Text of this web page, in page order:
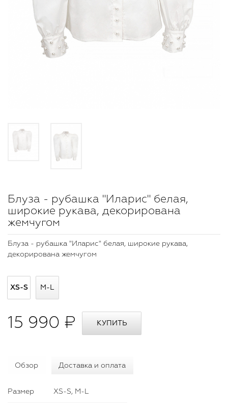
Блуза - рубашка "Иларис" белая,
широкие рукава, декорирована
жемчугом
Блуза - рубашка "Иларис" белая, широкие рукава,
декорирована жемчугом
XS-S M-L
15 990 ₽
Обзор Доставка и оплата
Размер XS-S, M-L